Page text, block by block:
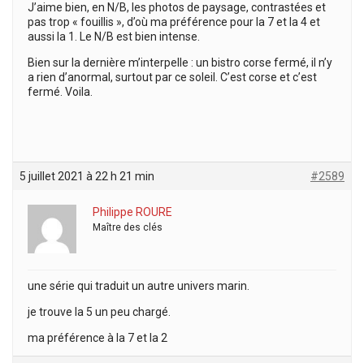
J’aime bien, en N/B, les photos de paysage, contrastées et
pas trop « fouillis », d’où ma préférence pour la 7 et la 4 et
aussi la 1. Le N/B est bien intense.
Bien sur la dernière m’interpelle : un bistro corse fermé, il n’y
a rien d’anormal, surtout par ce soleil. C’est corse et c’est
fermé. Voila.
5 juillet 2021 à 22 h 21 min #2589
Philippe ROURE
Maître des clés
une série qui traduit un autre univers marin.
je trouve la 5 un peu chargé.
ma préférence à la 7 et la 2